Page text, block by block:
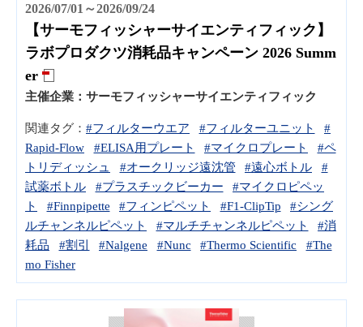
2026/07/01～2026/09/24
【サーモフィッシャーサイエンティフィック】
ラボプロダクツ消耗品キャンペーン 2026 Summ
er
主催企業： サーモフィッシャーサイエンティフィック
関連タグ： #フィルターウエア #フィルターユニット
#
Rapid-Flow
#ELISA用プレート #マイクロプレート
#ペ
トリディッシュ
#オークリッジ遠沈管 #遠心ボトル
#
試薬ボトル
#プラスチックビーカー
#マイクロピペッ
ト
#Finnpipette #フィンピペット #F1-ClipTip
#シング
ルチャンネルピペット
#マルチチャンネルピペット
#消
耗品
#割引 #Nalgene #Nunc #Thermo Scientific
#The
mo Fisher